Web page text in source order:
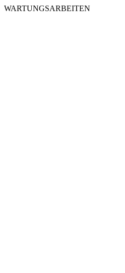
WARTUNGSARBEITEN